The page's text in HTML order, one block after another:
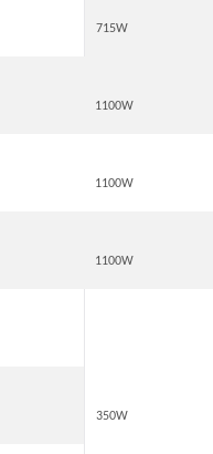
715W
1100W
1100W
1100W
350W